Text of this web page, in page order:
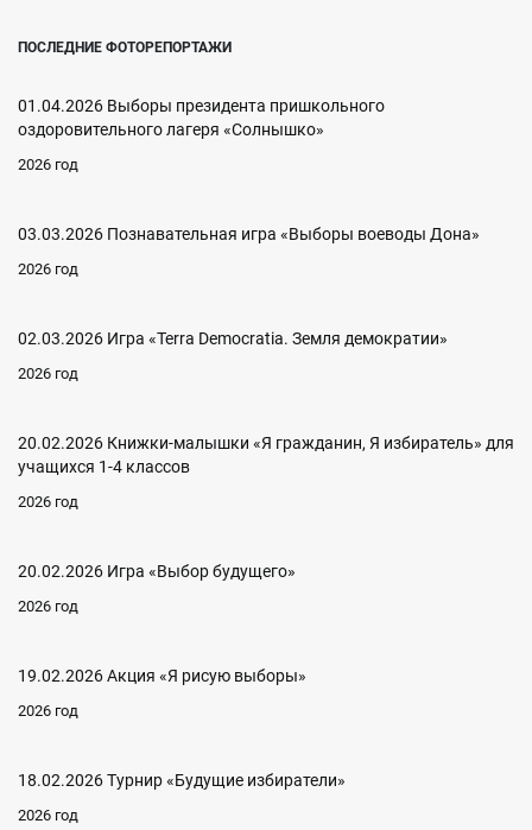
ПОСЛЕДНИЕ ФОТОРЕПОРТАЖИ
01.04.2026 Выборы президента пришкольного
оздоровительного лагеря «Солнышко»
2026 год
03.03.2026 Познавательная игра «Выборы воеводы Дона»
2026 год
02.03.2026 Игра «Terra Democratia. Земля демократии»
2026 год
20.02.2026 Книжки-малышки «Я гражданин, Я избиратель» для
учащихся 1-4 классов
2026 год
20.02.2026 Игра «Выбор будущего»
2026 год
19.02.2026 Акция «Я рисую выборы»
2026 год
18.02.2026 Турнир «Будущие избиратели»
2026 год